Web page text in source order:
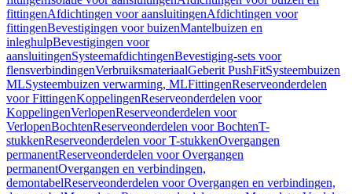
fittingenAfdichtingen voor aansluitingenAfdichtingen voor
fittingenBevestigingen voor buizenMantelbuizen en
inleghulpBevestigingen voor
aansluitingenSysteemafdichtingenBevestiging-sets voor
flensverbindingenVerbruiksmateriaalGeberit PushFitSysteembuizen
MLSysteembuizen verwarming, MLFittingenReserveonderdelen
voor FittingenKoppelingenReserveonderdelen voor
KoppelingenVerlopenReserveonderdelen voor
VerlopenBochtenReserveonderdelen voor BochtenT-
stukkenReserveonderdelen voor T-stukkenOvergangen
permanentReserveonderdelen voor Overgangen
permanentOvergangen en verbindingen,
demontabelReserveonderdelen voor Overgangen en verbindingen,